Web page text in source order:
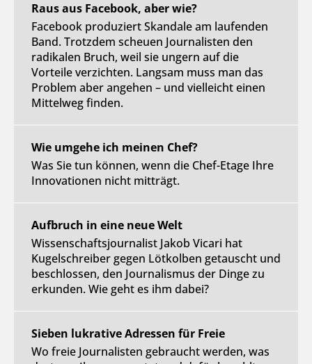
Raus aus Facebook, aber wie?
Facebook produziert Skandale am laufenden
Band. Trotzdem scheuen Journalisten den
radikalen Bruch, weil sie ungern auf die
Vorteile verzichten. Langsam muss man das
Problem aber angehen – und vielleicht einen
Mittelweg finden.
Wie umgehe ich meinen Chef?
Was Sie tun können, wenn die Chef-Etage Ihre
Innovationen nicht mitträgt.
Aufbruch in eine neue Welt
Wissenschaftsjournalist Jakob Vicari hat
Kugelschreiber gegen Lötkolben getauscht und
beschlossen, den Journalismus der Dinge zu
erkunden. Wie geht es ihm dabei?
Sieben lukrative Adressen für Freie
Wo freie Journalisten gebraucht werden, was